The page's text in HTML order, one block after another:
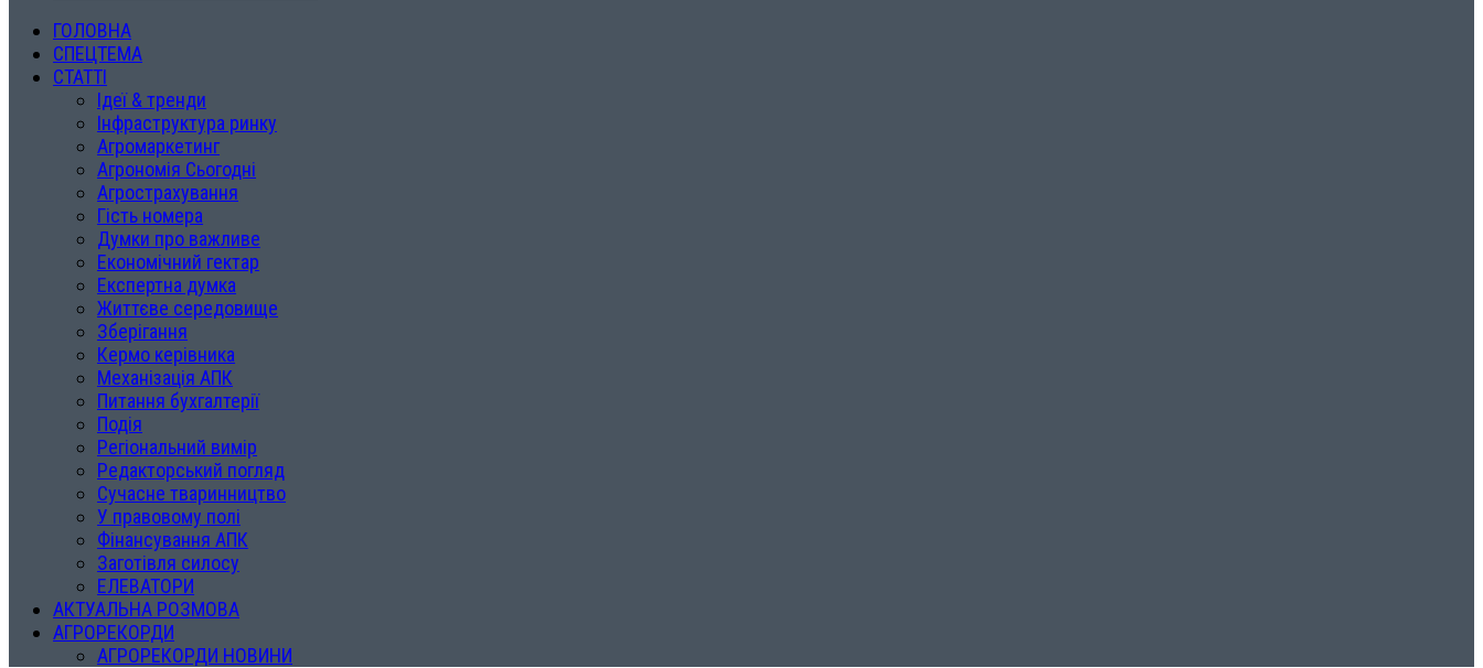
ГОЛОВНА
СПЕЦТЕМА
СТАТТІ
Ідеї & тренди
Інфраструктура ринку
Агромаркетинг
Агрономія Сьогодні
Агрострахування
Гість номера
Думки про важливе
Економічний гектар
Експертна думка
Життєве середовище
Зберігання
Кермо керівника
Механізація АПК
Питання бухгалтерії
Подія
Регіональний вимір
Редакторський погляд
Сучасне тваринництво
У правовому полі
Фінансування АПК
Заготівля силосу
ЕЛЕВАТОРИ
АКТУАЛЬНА РОЗМОВА
АГРОРЕКОРДИ
АГРОРЕКОРДИ НОВИНИ